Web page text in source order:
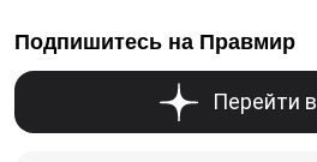
Подпишитесь на Правмир
Перейти в